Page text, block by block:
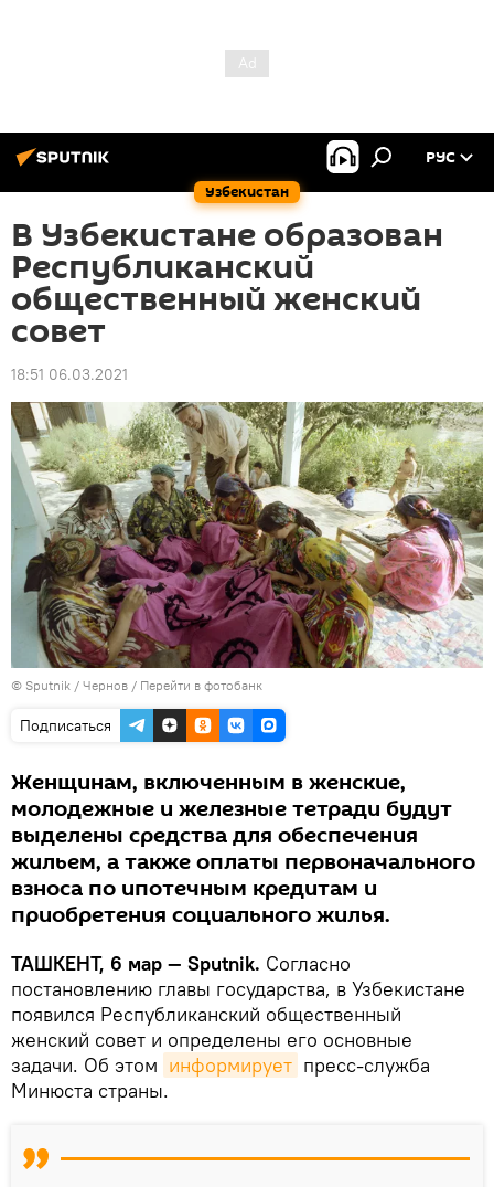
Узбекистан
РУС
В Узбекистане образован
Республиканский
общественный женский
совет
18:51 06.03.2021
© Sputnik / Чернов / Перейти в фотобанк
Подписаться
Женщинам, включенным в женские,
молодежные и железные тетради будут
выделены средства для обеспечения
жильем, а также оплаты первоначального
взноса по ипотечным кредитам и
приобретения социального жилья.
ТАШКЕНТ, 6 мар — Sputnik. Согласно
постановлению главы государства, в Узбекистане
появился Республиканский общественный
женский совет и определены его основные
задачи. Об этом информирует пресс-служба
Минюста страны.